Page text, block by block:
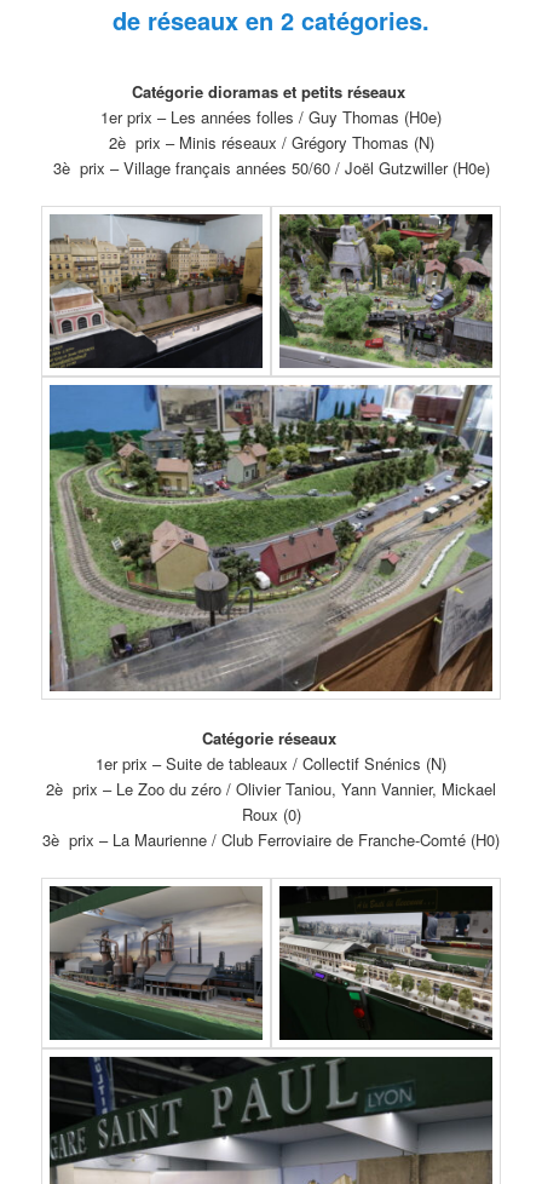
de réseaux en 2 catégories.
Catégorie dioramas et petits réseaux
1er prix – Les années folles / Guy Thomas (H0e)
2è prix – Minis réseaux / Grégory Thomas (N)
3è prix – Village français années 50/60 / Joël Gutzwiller (H0e)
Catégorie réseaux
1er prix – Suite de tableaux / Collectif Snénics (N)
2è prix – Le Zoo du zéro / Olivier Taniou, Yann Vannier, Mickael
Roux (0)
3è prix – La Maurienne / Club Ferroviaire de Franche-Comté (H0)